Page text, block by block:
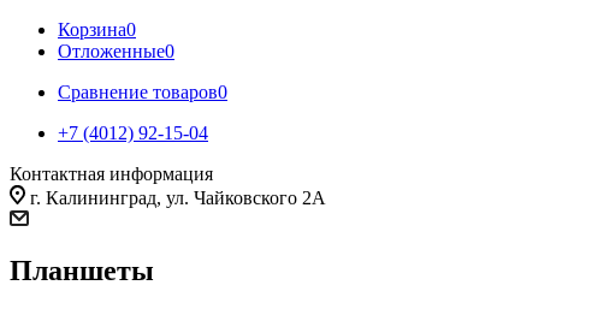
Корзина0
Отложенные0
Сравнение товаров0
+7 (4012) 92-15-04
Контактная информация
г. Калининград, ул. Чайковского 2А
Планшеты